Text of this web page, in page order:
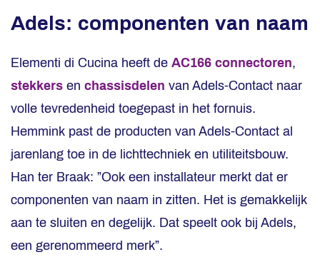
Adels: componenten van naam
Elementi di Cucina heeft de AC166 connectoren,
stekkers en chassisdelen van Adels-Contact naar
volle tevredenheid toegepast in het fornuis.
Hemmink past de producten van Adels-Contact al
jarenlang toe in de lichttechniek en utiliteitsbouw.
Han ter Braak: ”Ook een installateur merkt dat er
componenten van naam in zitten. Het is gemakkelijk
aan te sluiten en degelijk. Dat speelt ook bij Adels,
een gerenommeerd merk”.